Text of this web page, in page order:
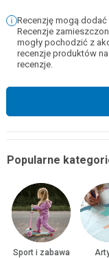
Recenzję mogą dodać
Recenzje
mogły pochodzić z
recenzje produktów
recenzje.
Popularne
Sport i zabawa